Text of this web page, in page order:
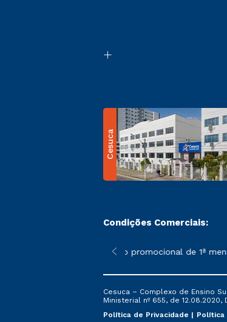
Cesuca
Condições Comerciais:
sofrer alterações nos períodos de
*A condição promocional de 1ª
Cesuca – Complexo de Ensino
Ministerial nº 655, de 12.08.2020,
Política de Privacidade
Política